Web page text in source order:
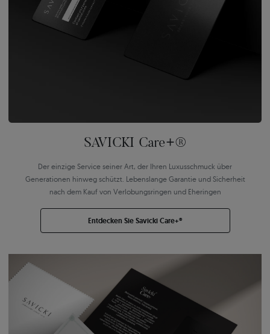
SAVICKI Care+®
Der einzige Service seiner Art, der Ihren Luxusschmuck über
Generationen hinweg schützt. Lebenslange Garantie und Sicherheit
nach dem Kauf von Verlobungsringen und Eheringen
Entdecken Sie Savicki Care+®